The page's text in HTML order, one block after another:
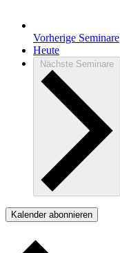
Vorherige Seminare
Heute
Nächste Seminare
Kalender abonnieren